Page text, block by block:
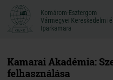
Komárom-Esztergom
Vármegyei Kereskedelmi
Iparkamara
Komárom-Esztergom
Vármegyei Kereskedelmi
Iparkamara
Kamarai Akadémia:
felhasználása